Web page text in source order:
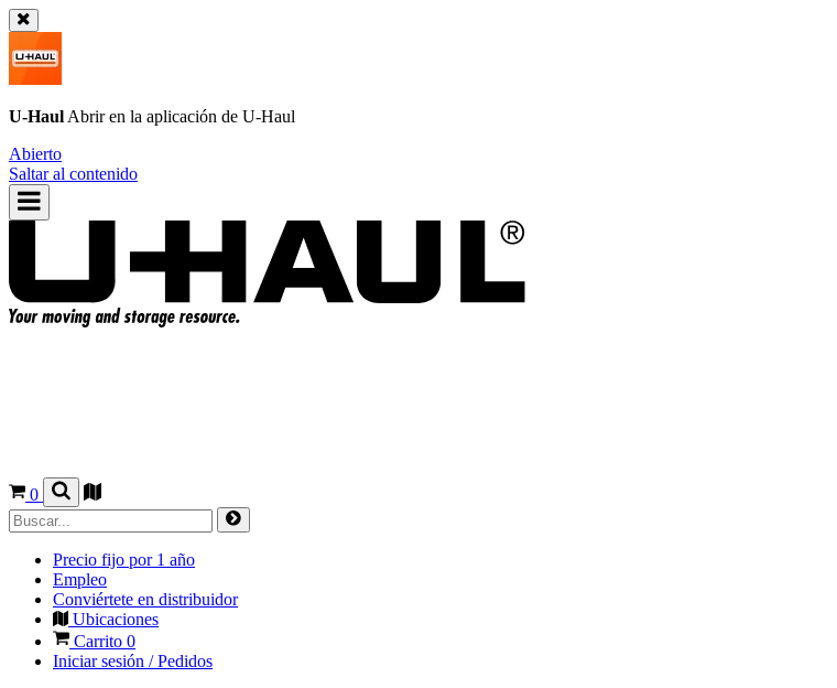
U-Haul Abrir en la aplicación de U-Haul
Abierto
Saltar al contenido
0
Precio fijo por 1 año
Empleo
Conviértete en distribuidor
Ubicaciones
Carrito 0
Iniciar sesión / Pedidos